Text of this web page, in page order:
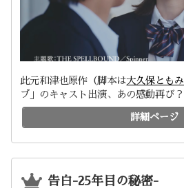
此元和津也原作（脚本は大久保ともみ
プ」のキャスト出演、あの感動再び？
詳細ページ
告白-25年目の秘密-